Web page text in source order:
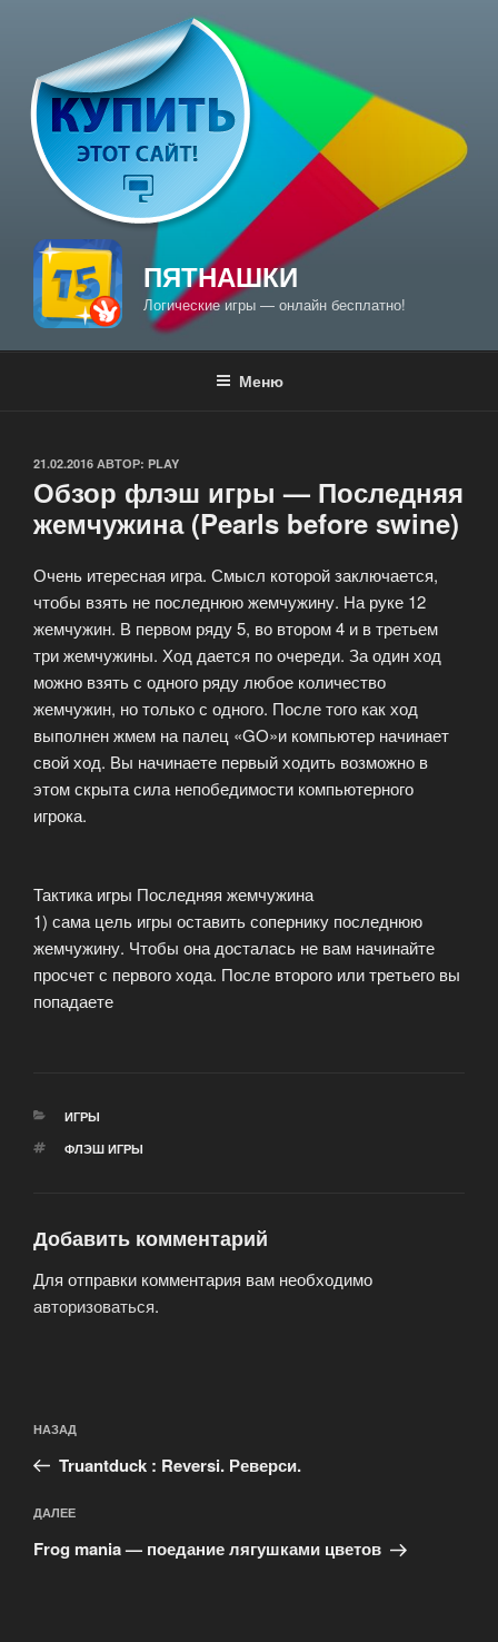
содержимому
ПЯТНАШКИ
Логические игры — онлайн бесплатно!
Меню
ОПУБЛИКОВАНО
21.02.2016 АВТОР: PLAY
Обзор флэш игры — Последняя
жемчужина (Pearls before swine)
Очень итересная игра. Смысл которой заключается,
чтобы взять не последнюю жемчужину. На руке 12
жемчужин. В первом ряду 5, во втором 4 и в третьем
три жемчужины. Ход дается по очереди. За один ход
можно взять с одного ряду любое количество
жемчужин, но только с одного. После того как ход
выполнен жмем на палец «GO»и компьютер начинает
свой ход. Вы начинаете первый ходить возможно в
этом скрыта сила непобедимости компьютерного
игрока.
Тактика игры Последняя жемчужина
1) сама цель игры оставить сопернику последнюю
жемчужину. Чтобы она досталась не вам начинайте
просчет с первого хода. После второго или третьего вы
попадаете
РУБРИКИ
ИГРЫ
МЕТКИ
ФЛЭШ ИГРЫ
Добавить комментарий
Для отправки комментария вам необходимо
авторизоваться.
по
записям
Предыдущая
запись:
НАЗАД
Truantduck : Reversi. Реверси.
Следующая
запись
ДАЛЕЕ
Frog mania — поедание лягушками цветов